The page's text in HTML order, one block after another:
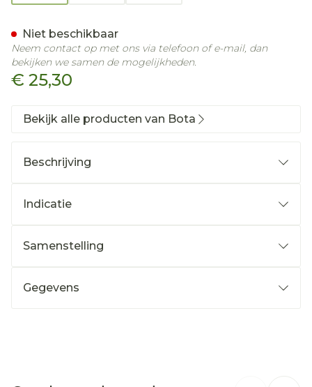
€ 25,30
Niet beschikbaar
Neem contact op met ons via telefoon of e-mail, dan
bekijken we samen de mogelijkheden.
Bekijk alle producten van Bota
Beschrijving
Indicatie
Samenstelling
Gegevens